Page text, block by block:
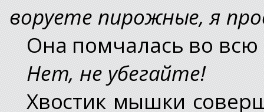
воруете пирожные, я
Она помчалась во
Нет, не убегайте!
Хвостик мышки